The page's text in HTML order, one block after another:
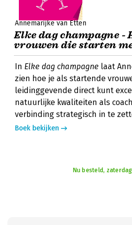
Annemarijke van Etten
Elke dag champagne -
vrouwen die starten
In Elke dag champagne laat
zien hoe je als startende
leidinggevende direct kunt
natuurlijke kwaliteiten als
verbinding strategisch in te
Boek bekijken
Nu besteld,